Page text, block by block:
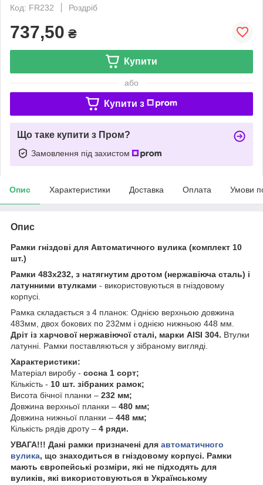
Код: FR232
Роздріб
737,50 ₴
Купити
або
Купити з
Що таке купити з Пром?
Замовлення під захистом
Опис Характеристики Доставка Оплата Умови
Опис
Рамки гніздові для Автоматичного вулика (комплект 10
шт.)
Рамки 483х232, з натягнутим дротом (нержавіюча сталь) і
латунними втулками - використовуються в гніздовому
корпусі.
Рамка складається з 4 планок: Однією верхньою довжина
483мм, двох бокових по 232мм і однією нижньою 448 мм.
Дріт із харчової нержавіючої сталі, марки AISI 304. Втулки
латунні. Рамки поставляються у зібраному вигляді.
Характеристики:
Матеріал виробу - сосна 1 сорт;
Кількість - 10 шт. зібраних рамок;
Висота бічної планки – 232 мм;
Довжина верхньої планки – 480 мм;
Довжина нижньої планки – 448 мм;
Кількість рядів дроту – 4 ряди.
УВАГА!!! Дані рамки призначені для автоматичного
вулика, що знаходиться в гніздовому корпусі. Рамки
мають європейські розміри, які не підходять для
вуликів, які використовуються в Українському